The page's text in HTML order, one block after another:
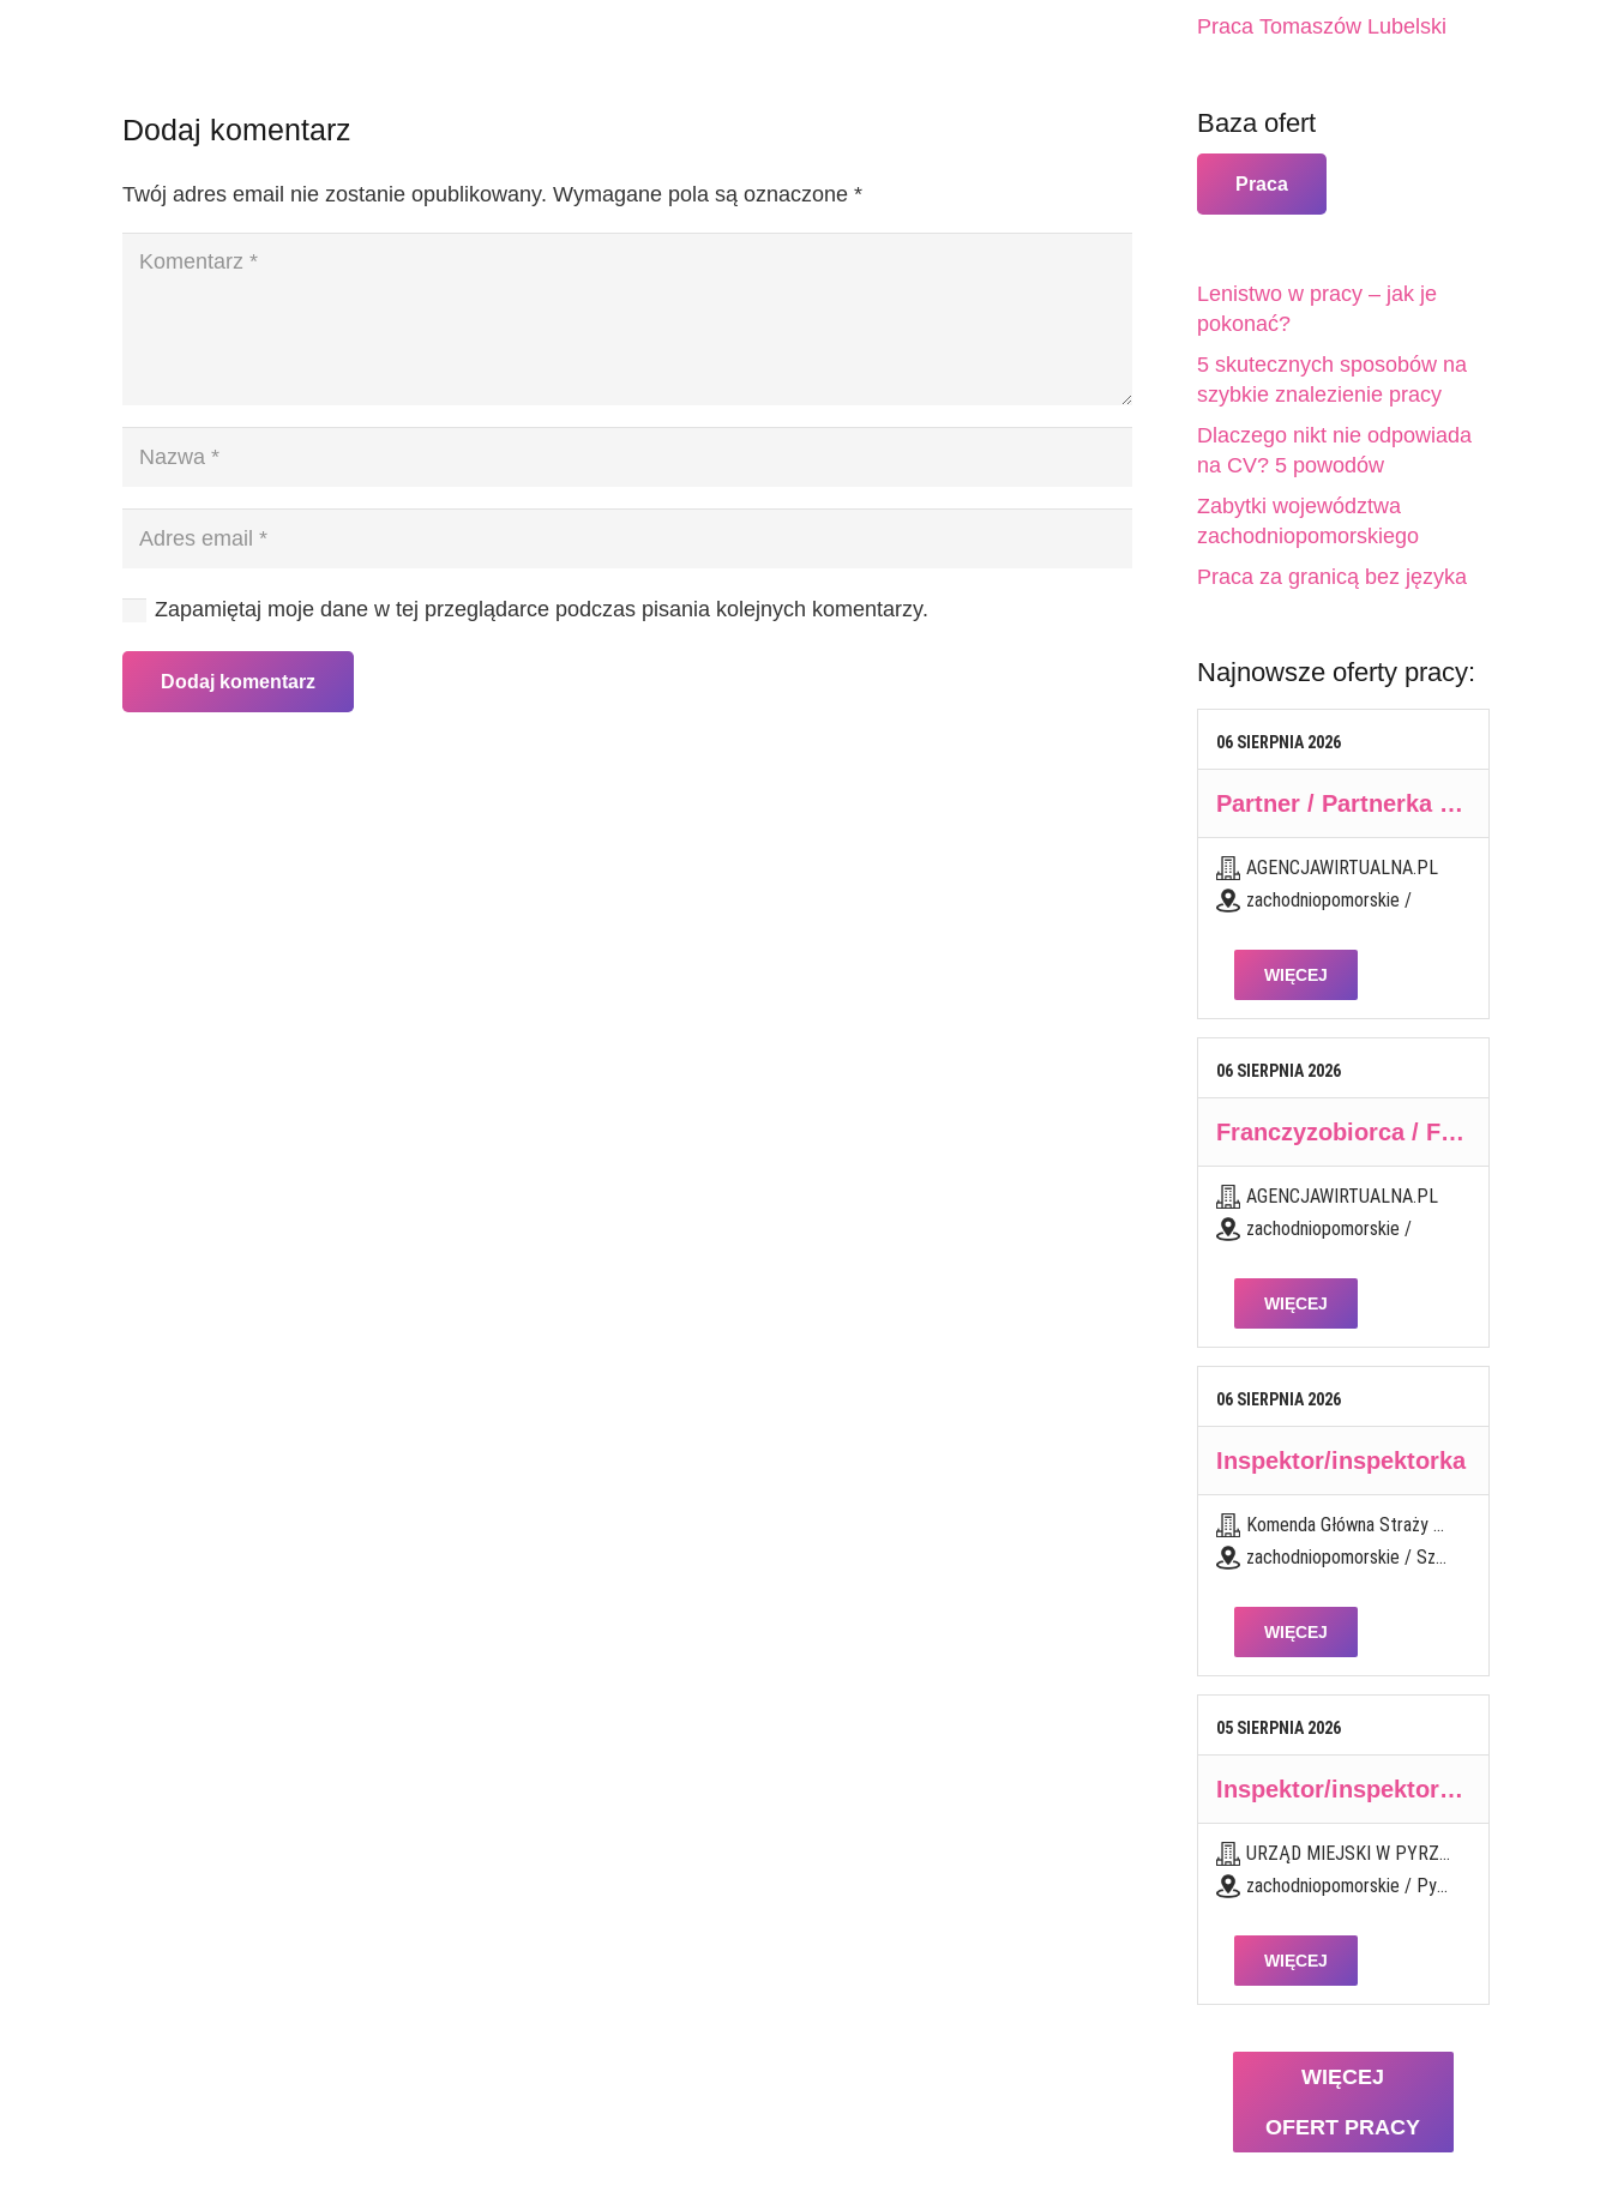
Dodaj komentarz
Twój adres email nie zostanie opublikowany. Wymagane pola są oznaczone *
Zapamiętaj moje dane w tej przeglądarce podczas pisania kolejnych komentarzy.
Dodaj komentarz
Praca Tomaszów Lubelski
Baza ofert
Praca
Lenistwo w pracy – jak je
pokonać?
5 skutecznych sposobów na
szybkie znalezienie pracy
Dlaczego nikt nie odpowiada
na CV? 5 powodów
Zabytki województwa
zachodniopomorskiego
Praca za granicą bez języka
Najnowsze oferty pracy:
06 SIERPNIA 2026
Partner / Partnerka biznesowa – agencja marketingu internetowego (model franczyzowy)
AGENCJAWIRTUALNA.PL
zachodniopomorskie /
WIĘCEJ
06 SIERPNIA 2026
Franczyzobiorca / Franczyzobiorczyni Agencji Marketingowej
AGENCJAWIRTUALNA.PL
zachodniopomorskie /
WIĘCEJ
06 SIERPNIA 2026
Inspektor/inspektorka
Komenda Główna Straży Granicznej w Warszawie
zachodniopomorskie / Szczecin
WIĘCEJ
05 SIERPNIA 2026
Inspektor/inspektorka ds. szkół
URZĄD MIEJSKI W PYRZYCACH
zachodniopomorskie / Pyrzyce
WIĘCEJ
WIĘCEJ
OFERT PRACY